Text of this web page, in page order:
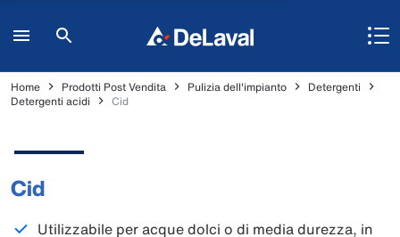
Home Prodotti Post Vendita Pulizia dell'impianto
Detergenti
Detergenti acidi
Cid
Cid
Utilizzabile per acque dolci o di media durezza, in